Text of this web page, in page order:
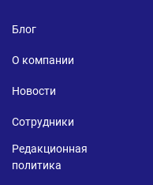
Блог
О компании
Новости
Сотрудники
Редакционная
политика